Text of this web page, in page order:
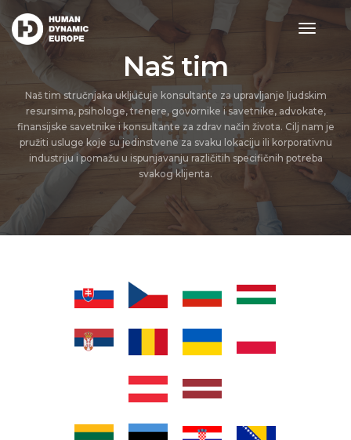
toggle
Naš tim
Naš tim stručnjaka uključuje konsultante za upravljanje ljudskim
resursima, psihologe, trenere, govornike i savetnike, advokate,
finansijske savetnike i konsultante za zdrav način života. Cilj nam je
pružiti usluge koje su jedinstvene za svaku lokaciju ili korporativnu
industriju i pomažu u ispunjavanju različitih specifičnih potreba
svakog klijenta.